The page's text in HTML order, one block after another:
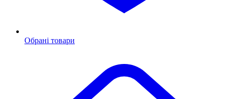
Обрані товари